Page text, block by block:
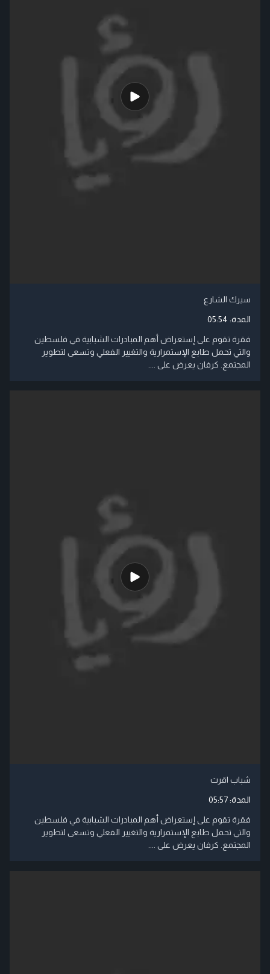
سيرك الشارع
المدة: 05:54
فقرة تقوم على إستعراض أهم المبادرات الشبابية في فلسطين
والتي تحمل طابع الإستمرارية والتغيير الفعلي وتسعى لتطوير
المجتمع. كرفان يعرض على ....
شباب اقرث
المدة:05:57
فقرة تقوم على إستعراض أهم المبادرات الشبابية في فلسطين
والتي تحمل طابع الإستمرارية والتغيير الفعلي وتسعى لتطوير
المجتمع. كرفان يعرض على ....